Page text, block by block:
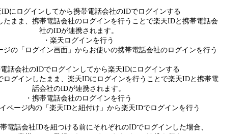
にログインしてから携帯電話会社のIDでログインする
たまま、携帯電話会社のログインを行うことで楽天IDと携帯電話会
社のIDが連携されます。
・楽天ログインを行う
ジの「ログイン画面」からお使いの携帯電話会社のログインを行う
話会社のIDでログインしてから楽天IDにログインする
ログインしたまま、楽天IDにログインを行うことで楽天IDと携帯電
話会社のIDが連携されます。
・携帯電話会社のログインを行う
ページ内の「楽天IDと紐付け」から楽天IDでログインを行う
電話会社IDを紐つける前にそれぞれのIDでログインした場合、